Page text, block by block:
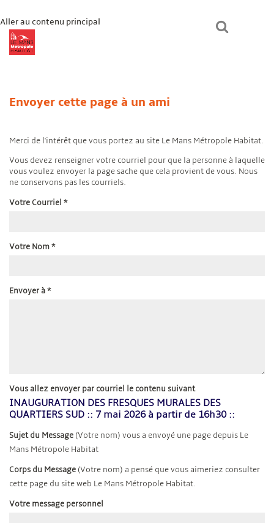
Aller au contenu principal
lmmhabitat.com
Paiement en ligne Mon espace Bienvenue chez vous
Envoyer cette page à un ami
Merci de l'intérêt que vous portez au site Le Mans Métropole Habitat.
Vous devez renseigner votre courriel pour que la personne à laquelle
vous voulez envoyer la page sache que cela provient de vous. Nous
ne conservons pas les courriels.
Votre Courriel *
Votre Nom*
Envoyer à*
Vous allez envoyer par courriel le contenu suivant
INAUGURATION DES FRESQUES MURALES DES
QUARTIERS SUD :: 7 mai 2026 à partir de 16h30 ::
Sujet du Message (Votre nom) vous a envoyé une page depuis Le
Mans Métropole Habitat
Corps du Message (Votre nom) a pensé que vous aimeriez consulter
cette page du site web Le Mans Métropole Habitat.
Votre message personnel